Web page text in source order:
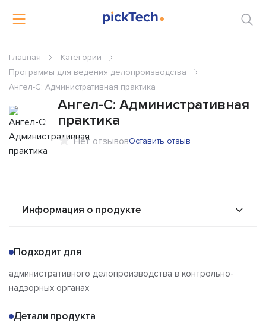
Главная
Категории
Программы для ведения делопроизводства
Ангел-С: Административная практика
Ангел-С: Административная
практика
Нет отзывовОставить отзыв
Информация о продукте
Альтернативы
Отзывы
Подходит для
административного делопроизводства в контрольно-
надзорных органах
Детали продукта